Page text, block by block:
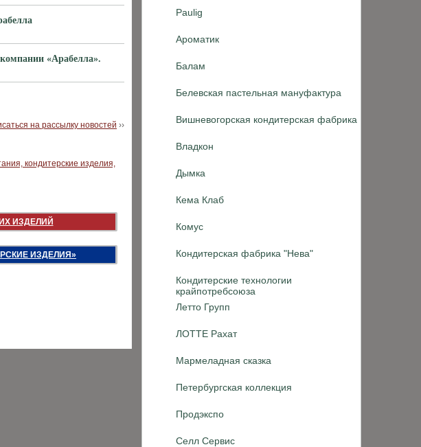
Paulig
Ароматик
Балам
Белевская пастельная мануфактура
Вишневогорская кондитерская фабрика
Владкон
Дымка
Кема Клаб
Комус
Кондитерская фабрика "Нева"
Кондитерские технологии
крайпотребсоюза
Летто Групп
ЛОТТЕ Рахат
Мармеладная сказка
Петербургская коллекция
Продэкспо
Селл Сервис
«Арабелла».
на рассылку новостей ››
ИЗДЕЛИЙ
ИЗДЕЛИЯ»